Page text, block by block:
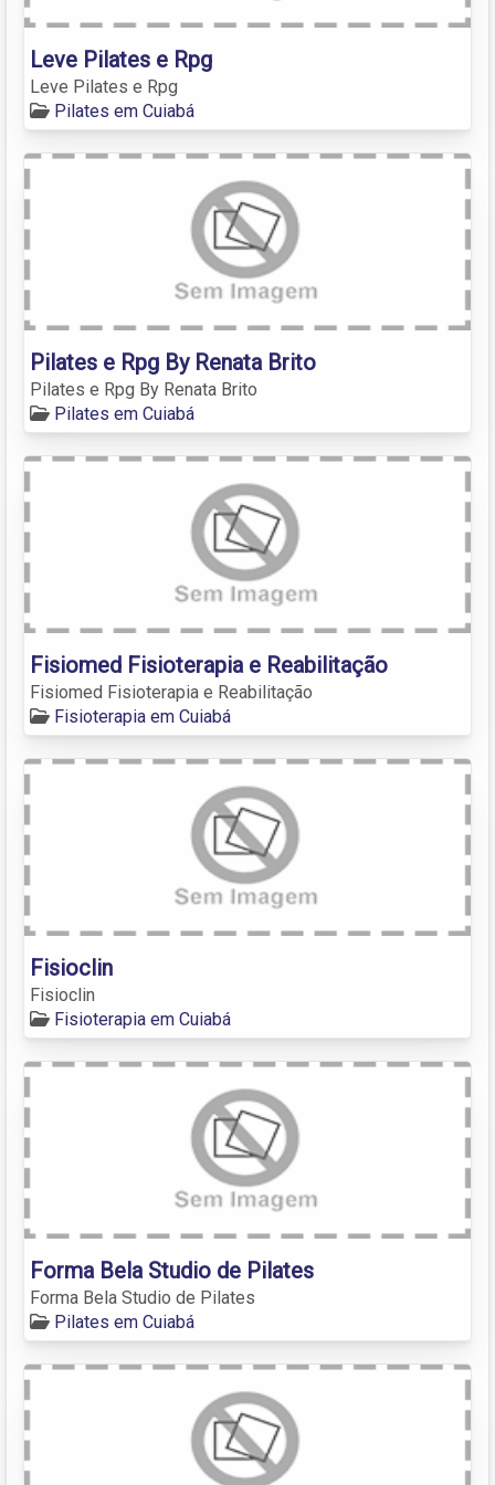
Leve Pilates e Rpg
Leve Pilates e Rpg
Pilates em Cuiabá
Pilates e Rpg By Renata Brito
Pilates e Rpg By Renata Brito
Pilates em Cuiabá
Fisiomed Fisioterapia e Reabilitação
Fisiomed Fisioterapia e Reabilitação
Fisioterapia em Cuiabá
Fisioclin
Fisioclin
Fisioterapia em Cuiabá
Forma Bela Studio de Pilates
Forma Bela Studio de Pilates
Pilates em Cuiabá